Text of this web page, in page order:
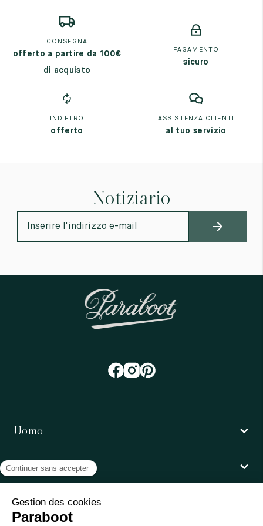
CONSEGNA
offerto a partire da 100€
di acquisto
PAGAMENTO
sicuro
INDIETRO
offerto
ASSISTENZA CLIENTI
al tuo servizio
Notiziario
Uomo
Donna
Servizio clienti